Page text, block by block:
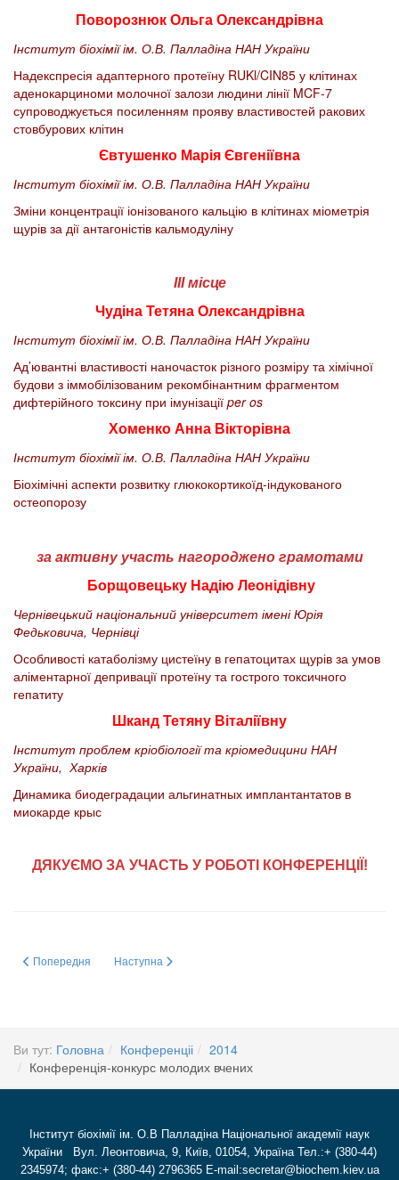
Поворознюк Ольга Олександрівна
Інститут біохімії ім. О.В. Палладіна НАН України
Надекспресія адаптерного протеїну RUKl/CIN85 у клітинах
аденокарциноми молочної залози людини лінії MCF-7
супроводжується посиленням прояву властивостей ракових
стовбурових клітин
Євтушенко Марія Євгеніївна
Інститут біохімії ім. О.В. Палладіна НАН України
Зміни концентрації іонізованого кальцію в клітинах міометрія
щурів за дії антагоністів кальмодуліну
ІІІ місце
Чудіна Тетяна Олександрівна
Інститут біохімії ім. О.В. Палладіна НАН України
Ад’ювантні властивості наночасток різного розміру та хімічної
будови з іммобілізованим рекомбінантним фрагментом
дифтерійного токсину при імунізації per os
Хоменко Анна Вікторівна
Інститут біохімії ім. О.В. Палладіна НАН України
Біохімічні аспекти розвитку глюкокортикоїд-індукованого
остеопорозу
за активну участь нагороджено грамотами
Борщовецьку Надію Леонідівну
Чернівецький національний університет імені Юрія
Федьковича, Чернівці
Особливості катаболізму цистеїну в гепатоцитах щурів за умов
аліментарної депривації протеїну та гострого токсичного
гепатиту
Шканд Тетяну Віталіївну
Інститут проблем кріобіології та кріомедицини НАН
України, Харків
Динамика биодеградации альгинатных имплантантатов в
миокарде крыс
ДЯКУЄМО ЗА УЧАСТЬ У РОБОТІ КОНФЕРЕНЦІЇ!
Попередня стаття: Секція 4 Медична біохімія
Попередня Наступна стаття: Конференція-конкурс молодих
Наступна
Ви тут: Головна Конференціі
2014
Конференція-конкурс молодих вчених
Інститут біохімії ім. О.В Палладіна Національної академії наук
України Вул. Леонтовича, 9, Київ, 01054, Україна Тел.:+ (380-44)
2345974; факс:+ (380-44) 2796365 E-mail:secretar@biochem.kiev.ua